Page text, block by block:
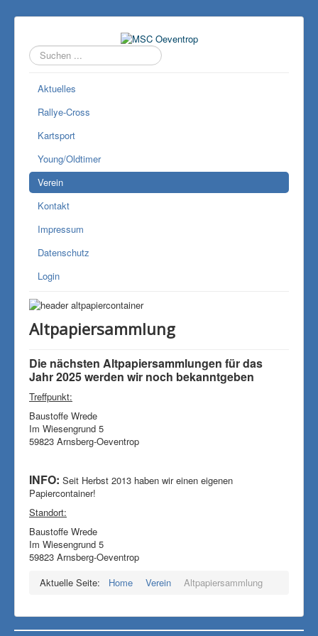
Suchen
...
Aktuelles
Rallye-Cross
Kartsport
Young/Oldtimer
Verein
Kontakt
Impressum
Datenschutz
Login
Altpapiersammlung
Die nächsten Altpapiersammlungen für das
Jahr 2025 werden wir noch bekanntgeben
Treffpunkt:
Baustoffe Wrede
Im Wiesengrund 5
59823 Arnsberg-Oeventrop
INFO: Seit Herbst 2013 haben wir einen eigenen
Papiercontainer!
Standort:
Baustoffe Wrede
Im Wiesengrund 5
59823 Arnsberg-Oeventrop
Aktuelle Seite:
Home Verein Altpapiersammlung